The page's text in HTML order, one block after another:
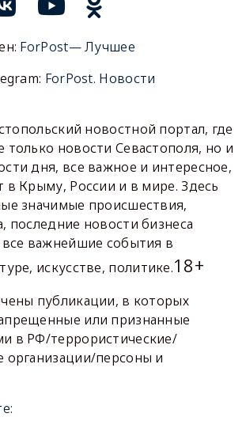
ForPost— Лучшее
ForPost. Новости
новостной портал, где
новости Севастополя, но и
дня, все важное и интересное,
в Крыму, России и в мире. Здесь
значимые происшествия,
последние новости бизнеса
важнейшие события в
искусстве, политике.18+
публикации, в которых
или признанные
в РФ/террористические/
организации/персоны и